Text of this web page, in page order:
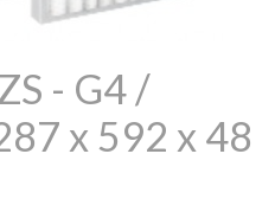
- G4 /
x 592 x 48